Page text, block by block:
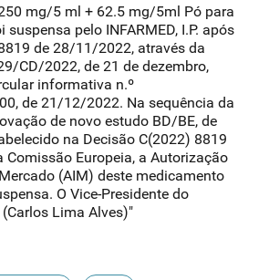
mg/5 ml + 62.5 mg/5ml Pó para
pelo INFARMED, I.P. após
de 28/11/2022, através da
CD/2022, de 21 de dezembro,
informativa n.º
de 21/12/2022. Na sequência da
de novo estudo BD/BE, de
na Decisão C(2022) 8819
Europeia, a Autorização
(AIM) deste medicamento
O Vice-Presidente do
Lima Alves)"